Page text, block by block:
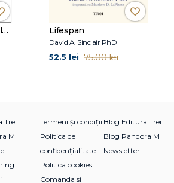
lider media global și filantrop au
mai influente și admirate figuri
Outlive. Știința și arta longevității Lifespan
David A. Sinclair PhD
52.5 lei 75.00 lei
Trei
M
Termeni și condiții
Politica de
confidențialitate
Politica cookies
Comanda si
Blog Editura Trei
Blog Pandora M
Newsletter